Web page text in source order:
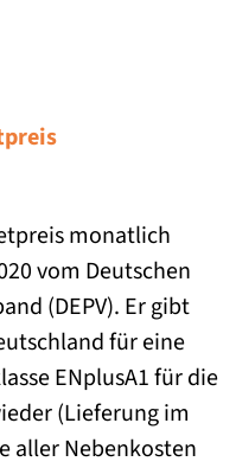
monatlich
vom Deutschen
(DEPV). Er gibt
für eine
ENplusA1 für die
(Lieferung im
aller Nebenkosten